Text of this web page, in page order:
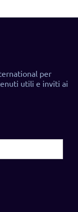
per
utili e inviti ai